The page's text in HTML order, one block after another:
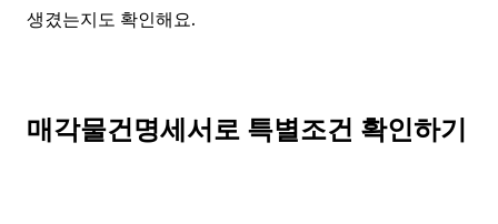
생겼는지도 확인해요.
매각물건명세서로 특별조건 확인하기